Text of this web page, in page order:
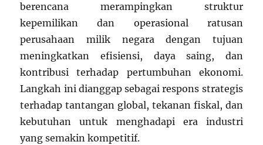
berencana merampingkan struktur
kepemilikan dan operasional ratusan
perusahaan milik negara dengan tujuan
meningkatkan efisiensi, daya saing, dan
kontribusi terhadap pertumbuhan ekonomi.
Langkah ini dianggap sebagai respons strategis
terhadap tantangan global, tekanan fiskal, dan
kebutuhan untuk menghadapi era industri
yang semakin kompetitif.